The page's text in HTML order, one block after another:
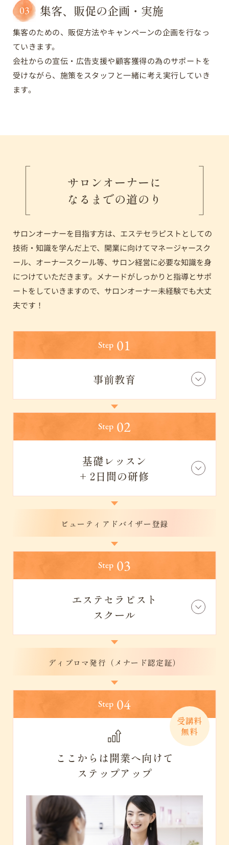
03 集客、販促の企画・実施
集客のための、販促方法やキャンペーンの企画を行なっ
ていきます。
会社からの宣伝・広告支援や顧客獲得の為のサポートを
受けながら、施策をスタッフと一緒に考え実行していき
ます。
サロンオーナーに
なるまでの道のり
サロンオーナーを目指す方は、エステセラピストとしての
技術・知識を学んだ上で、開業に向けてマネージャースク
ール、オーナースクール等、サロン経営に必要な知識を身
につけていただきます。 メナードがしっかりと指導とサポ
ートをしていきますので、サロンオーナー未経験でも大丈
夫です！
Step 01
事前教育
Step 02
基礎レッスン
+ 2日間の研修
ビューティアドバイザー登録
Step 03
エステセラピスト
スクール
ディプロマ発行（メナード認定証）
Step 04
受講料
無料
ここからは開業へ向けて
ステップアップ